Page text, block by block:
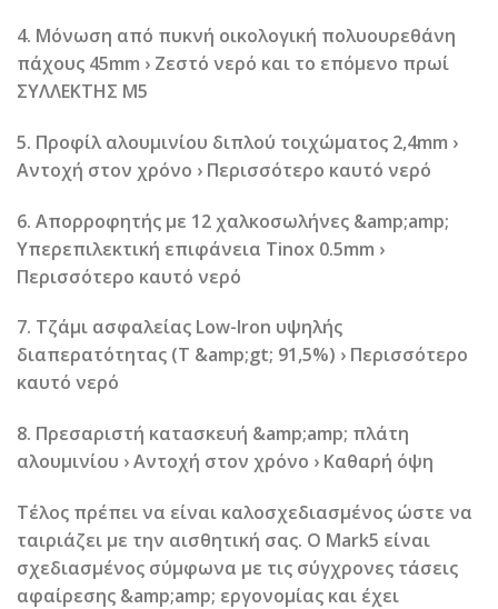
4. Μόνωση από πυκνή οικολογική πολυουρεθάνη
πάχους 45mm › Ζεστό νερό και το επόμενο πρωί
ΣΥΛΛΕΚΤΗΣ M5
5. Προφίλ αλουμινίου διπλού τοιχώματος 2,4mm ›
Αντοχή στον χρόνο › Περισσότερο καυτό νερό
6. Απορροφητής με 12 χαλκοσωλήνες &amp;amp;
Υπερεπιλεκτική επιφάνεια Tinox 0.5mm ›
Περισσότερο καυτό νερό
7. Τζάμι ασφαλείας Low-Iron υψηλής
διαπερατότητας (Τ &amp;gt; 91,5%) › Περισσότερο
καυτό νερό
8. Πρεσαριστή κατασκευή &amp;amp; πλάτη
αλουμινίου › Αντοχή στον χρόνο › Καθαρή όψη
Τέλος πρέπει να είναι καλοσχεδιασμένος ώστε να
ταιριάζει με την αισθητική σας. O Mark5 είναι
σχεδιασμένος σύμφωνα με τις σύγχρονες τάσεις
αφαίρεσης &amp;amp; εργονομίας και έχει